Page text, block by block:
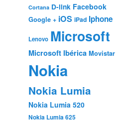
Cortana D-link Facebook
Google + iOS iPad Iphone
Lenovo Microsoft
Microsoft Ibérica Movistar
Nokia
Nokia Lumia
Nokia Lumia 520
Nokia Lumia 625